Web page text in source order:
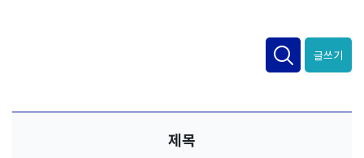
글쓰기
제목